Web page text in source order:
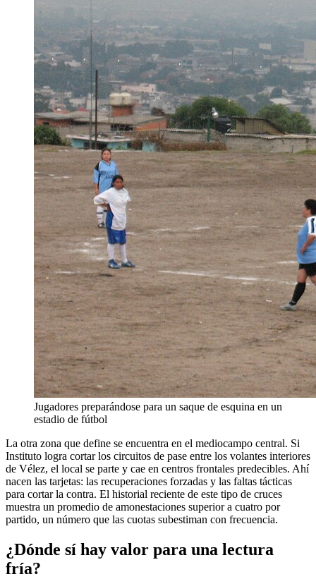
Jugadores preparándose para un saque de esquina en un
estadio de fútbol
La otra zona que define se encuentra en el mediocampo central. Si
Instituto logra cortar los circuitos de pase entre los volantes interiores
de Vélez, el local se parte y cae en centros frontales predecibles. Ahí
nacen las tarjetas: las recuperaciones forzadas y las faltas tácticas
para cortar la contra. El historial reciente de este tipo de cruces
muestra un promedio de amonestaciones superior a cuatro por
partido, un número que las cuotas subestiman con frecuencia.
¿Dónde sí hay valor para una lectura
fría?